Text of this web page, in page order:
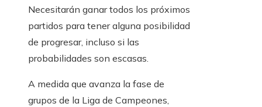
Necesitarán ganar todos los próximos
partidos para tener alguna posibilidad
de progresar, incluso si las
probabilidades son escasas.
A medida que avanza la fase de
grupos de la Liga de Campeones,